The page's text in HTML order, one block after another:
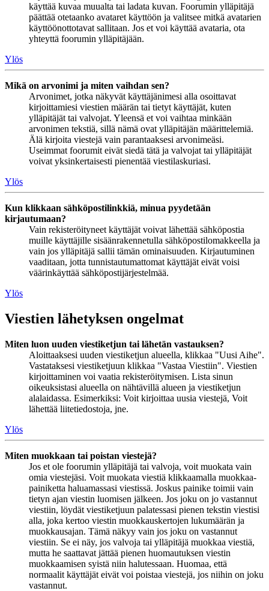
käyttää kuvaa muualta tai ladata kuvan. Foorumin ylläpitäjä
päättää otetaanko avataret käyttöön ja valitsee mitkä avatarien
käyttöönottotavat sallitaan. Jos et voi käyttää avataria, ota
yhteyttä foorumin ylläpitäjään.
Ylös
Mikä on arvonimi ja miten vaihdan sen?
Arvonimet, jotka näkyvät käyttäjänimesi alla osoittavat
kirjoittamiesi viestien määrän tai tietyt käyttäjät, kuten
ylläpitäjät tai valvojat. Yleensä et voi vaihtaa minkään
arvonimen tekstiä, sillä nämä ovat ylläpitäjän määrittelemiä.
Älä kirjoita viestejä vain parantaaksesi arvonimeäsi.
Useimmat foorumit eivät siedä tätä ja valvojat tai ylläpitäjät
voivat yksinkertaisesti pienentää viestilaskuriasi.
Ylös
Kun klikkaan sähköpostilinkkiä, minua pyydetään
kirjautumaan?
Vain rekisteröityneet käyttäjät voivat lähettää sähköpostia
muille käyttäjille sisäänrakennetulla sähköpostilomakkeella ja
vain jos ylläpitäjä sallii tämän ominaisuuden. Kirjautuminen
vaaditaan, jotta tunnistautumattomat käyttäjät eivät voisi
väärinkäyttää sähköpostijärjestelmää.
Ylös
Viestien lähetyksen ongelmat
Miten luon uuden viestiketjun tai lähetän vastauksen?
Aloittaaksesi uuden viestiketjun alueella, klikkaa "Uusi Aihe".
Vastataksesi viestiketjuun klikkaa "Vastaa Viestiin". Viestien
kirjoittaminen voi vaatia rekisteröitymisen. Lista sinun
oikeuksistasi alueella on nähtävillä alueen ja viestiketjun
alalaidassa. Esimerkiksi: Voit kirjoittaa uusia viestejä, Voit
lähettää liitetiedostoja, jne.
Ylös
Miten muokkaan tai poistan viestejä?
Jos et ole foorumin ylläpitäjä tai valvoja, voit muokata vain
omia viestejäsi. Voit muokata viestiä klikkaamalla muokkaa-
painiketta haluamassasi viestissä. Joskus painike toimii vain
tietyn ajan viestin luomisen jälkeen. Jos joku on jo vastannut
viestiin, löydät viestiketjuun palatessasi pienen tekstin viestisi
alla, joka kertoo viestin muokkauskertojen lukumäärän ja
muokkausajan. Tämä näkyy vain jos joku on vastannut
viestiin. Se ei näy, jos valvoja tai ylläpitäjä muokkaa viestiä,
mutta he saattavat jättää pienen huomautuksen viestin
muokkaamisen syistä niin halutessaan. Huomaa, että
normaalit käyttäjät eivät voi poistaa viestejä, jos niihin on joku
vastannut.